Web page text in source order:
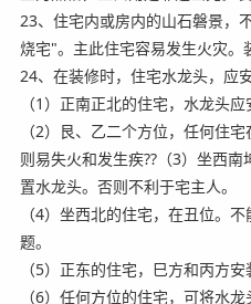
23、住宅内或房内的山石磐景，
烧宅"。主此住宅容易发生火灾。
24、在装修时，住宅水龙头，应
（1）正南正北的住宅，水龙头
（2）艮、乙二个方位，任何住
则易失火和发生疾??（3）坐西
置水龙头。否则不利于宅主人。
（4）坐西北的住宅，在丑位。
题。
（5）正东的住宅，巳方和丙方
（6）任何方位的住宅，可将水